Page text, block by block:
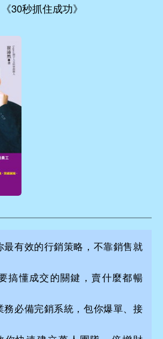
30秒抓住成功》
最有效的行銷策略，不靠銷售就
搞懂成交的關鍵，賣什麼都暢
務必備完銷系統，包你爆單、接